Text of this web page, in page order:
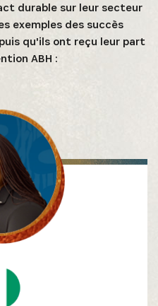
durable sur leur secteur
exemples des succès
qu'ils ont reçu leur part
ABH :